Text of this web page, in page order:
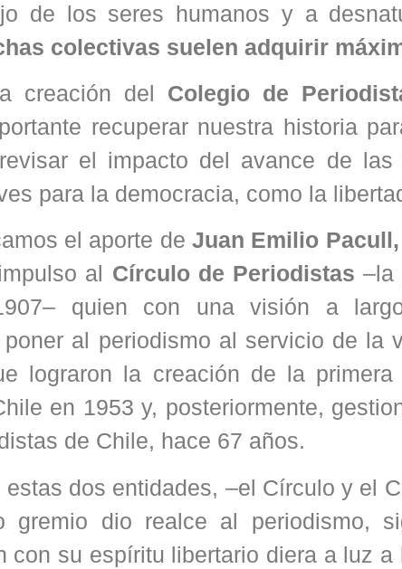
de los seres humanos y a
colectivas suelen adquirir
creación del Colegio de
recuperar nuestra historia
el impacto del avance de
para la democracia, como la
el aporte de Juan Emilio Pacull,
al Círculo de Periodistas –la
quien con una visión a
al periodismo al servicio de la
lograron la creación de la
en 1953 y, posteriormente,
de Chile, hace 67 años.
estas dos entidades, –el Círculo y el
gremio dio realce al periodismo,
con su espíritu libertario diera a luz